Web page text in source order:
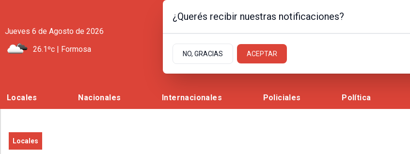
Jueves 6 de Agosto de 2026
26.1ºc | Formosa
Locales Nacionales Internacionales Policiales Política
Locales
¿Querés recibir nuestras notificaciones?
NO, GRACIAS ACEPTAR